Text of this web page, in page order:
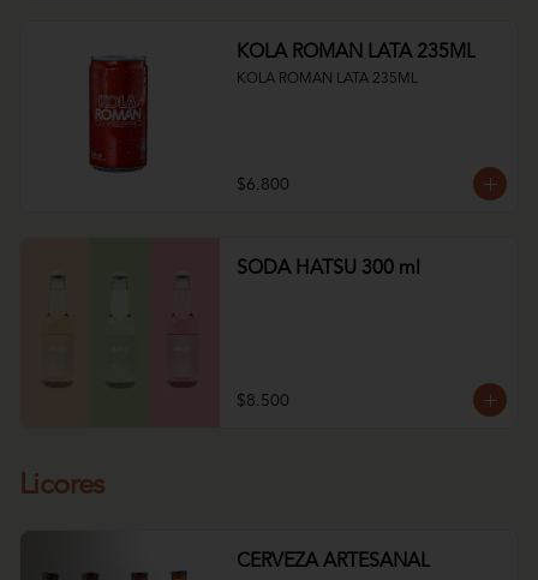
KOLA ROMAN LATA 235ML
KOLA ROMAN LATA 235ML
$6.800
SODA HATSU 300 ml
$8.500
Licores
CERVEZA ARTESANAL